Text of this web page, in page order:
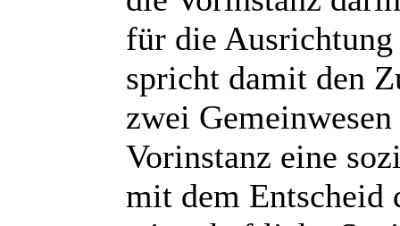
für die
spricht damit den
zwei
Vorinstanz eine
mit dem Entscheid